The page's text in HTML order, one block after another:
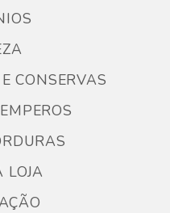
CONSERVAS
LOJA